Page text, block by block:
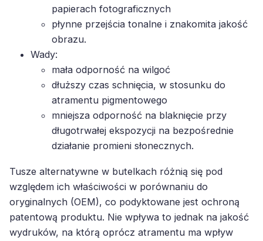
papierach fotograficznych
płynne przejścia tonalne i znakomita jakość
obrazu.
Wady:
mała odporność na wilgoć
dłuższy czas schnięcia, w stosunku do
atramentu pigmentowego
mniejsza odporność na blaknięcie przy
długotrwałej ekspozycji na bezpośrednie
działanie promieni słonecznych.
Tusze alternatywne w butelkach różnią się pod
względem ich właściwości w porównaniu do
oryginalnych (OEM), co podyktowane jest ochroną
patentową produktu. Nie wpływa to jednak na jakość
wydruków, na którą oprócz atramentu ma wpływ